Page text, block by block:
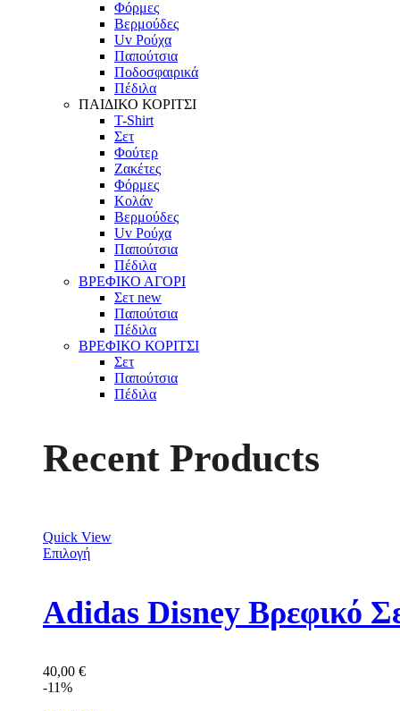
Φόρμες
Βερμούδες
Uv Ρούχα
Παπούτσια
Ποδοσφαιρικά
Πέδιλα
ΠΑΙΔΙΚΟ ΚΟΡΙΤΣΙ
T-Shirt
Σετ
Φούτερ
Ζακέτες
Φόρμες
Κολάν
Βερμούδες
Uv Ρούχα
Παπούτσια
Πέδιλα
ΒΡΕΦΙΚΟ ΑΓΟΡΙ
Σετ new
Παπούτσια
Πέδιλα
ΒΡΕΦΙΚΟ ΚΟΡΙΤΣΙ
Σετ
Παπούτσια
Πέδιλα
Recent Products
Quick View
Επιλογή
Adidas Disney Βρεφικό
40,00 €
-11%